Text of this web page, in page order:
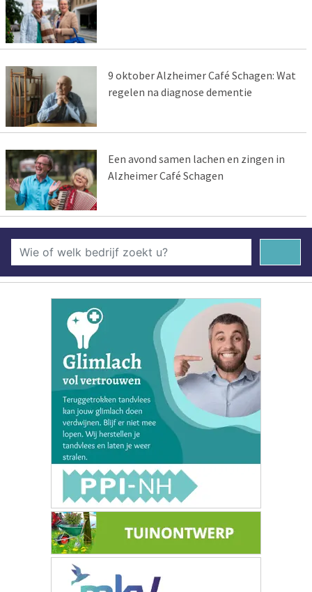
9 oktober Alzheimer Café Schagen: Wat
regelen na diagnose dementie
Een avond samen lachen en zingen in
Alzheimer Café Schagen